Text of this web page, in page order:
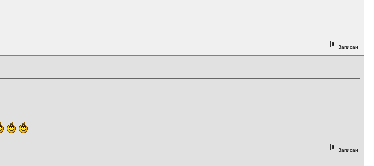
Записан
Записан